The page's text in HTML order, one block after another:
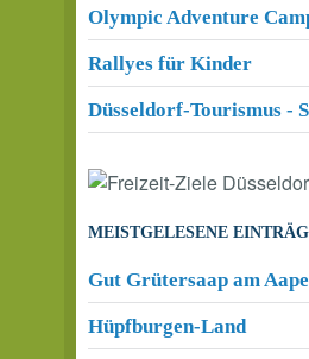
Olympic Adventure
Rallyes für Kinder
Düsseldorf-Tourismus -
MEISTGELESENE
Gut Grütersaap am
Hüpfburgen-Land